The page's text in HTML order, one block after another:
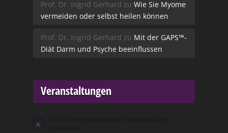
Prof. Dr. Ingrid Gerhard zu Wie Sie Myome
vermeiden oder selbst heilen können
Prof. Dr. Ingrid Gerhard zu Mit der GAPS™-
Diät Darm und Psyche beeinflussen
Veranstaltungen
Hinweis